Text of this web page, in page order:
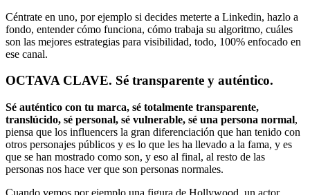
Céntrate en uno, por ejemplo si decides meterte a Linkedin, hazlo a
fondo, entender cómo funciona, cómo trabaja su algoritmo, cuáles
son las mejores estrategias para visibilidad, todo, 100% enfocado en
ese canal.
OCTAVA CLAVE. Sé transparente y auténtico.
Sé auténtico con tu marca, sé totalmente transparente,
translúcido, sé personal, sé vulnerable, sé una persona normal,
piensa que los influencers la gran diferenciación que han tenido con
otros personajes públicos y es lo que les ha llevado a la fama, y es
que se han mostrado como son, y eso al final, al resto de las
personas nos hace ver que son personas normales.